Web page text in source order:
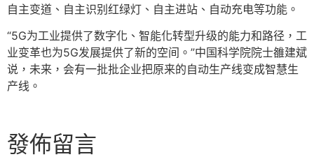
自主变道、自主识别红绿灯、自主进站、自动充电等功能。
“5G为工业提供了数字化、智能化转型升级的能力和路径，工
业变革也为5G发展提供了新的空间。”中国科学院院士雒建斌
说，未来，会有一批批企业把原来的自动生产线变成智慧生
产线。
發佈留言